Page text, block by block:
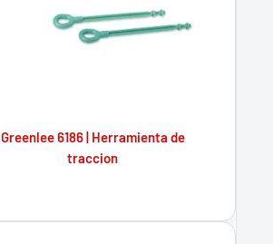
Greenlee 6186 | Herramienta de
traccion